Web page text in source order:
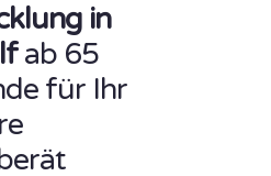
in
ab 65
für Ihr